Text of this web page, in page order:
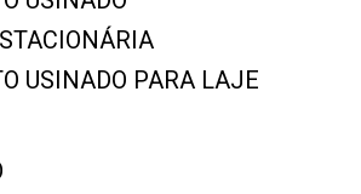
USINADO PARA LAJE